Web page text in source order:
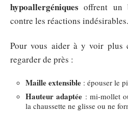
hypoallergéniques offrent un
contre les réactions indésirables.
Pour vous aider à y voir plus
regarder de près :
Maille extensible : épouser le
Hauteur adaptée : mi-mollet
la chaussette ne glisse ou ne